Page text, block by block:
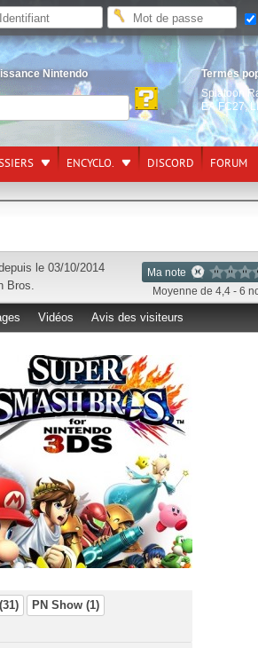
Nintendo
Termes
Splatoon
EA FC27,
ENCYCLO. DISCORD FORUM
Ma note
Moyenne de 4,4 - 6
le 03/10/2014
Bros.
Vidéos Avis des visiteurs
PN Show (1)